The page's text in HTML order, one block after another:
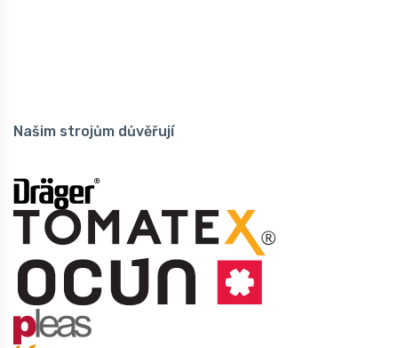
Našim strojům důvěřují